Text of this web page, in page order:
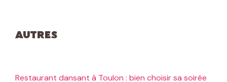
Autres
Restaurant dansant à Toulon : bien choisir sa soirée